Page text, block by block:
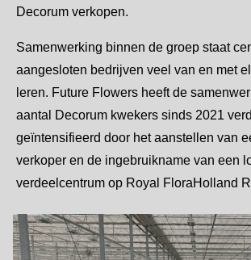
Decorum verkopen.
Samenwerking binnen de groep staat
aangesloten bedrijven veel van en met
leren. Future Flowers heeft de
aantal Decorum kwekers sinds 2021
geïntensifieerd door het aanstellen van
verkoper en de ingebruikname van een
verdeelcentrum op Royal FloraHolland